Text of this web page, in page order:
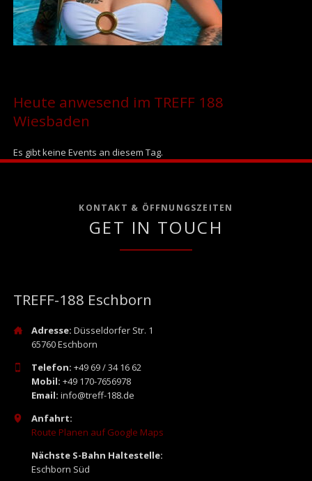
Heute anwesend im TREFF 188
Wiesbaden
Es gibt keine Events an diesem Tag.
KONTAKT & ÖFFNUNGSZEITEN
GET IN TOUCH
TREFF-188 Eschborn
Adresse: Düsseldorfer Str. 1
65760 Eschborn
Telefon: +49 69 / 34 16 62
Mobil: +49 170-7656978
Email: info@treff-188.de
Anfahrt:
Route Planen auf Google Maps
Nächste S-Bahn Haltestelle:
Eschborn Süd